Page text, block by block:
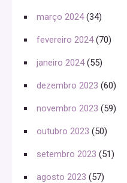
março 2024(34)
fevereiro 2024(70)
janeiro 2024(55)
dezembro 2023 (60)
novembro 2023 (59)
outubro 2023 (50)
setembro 2023 (51)
agosto 2023 (57)